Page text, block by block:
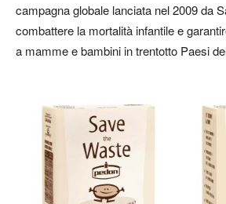
campagna globale lanciata nel 2009 da
combattere la mortalità infantile e
a mamme e bambini in trentotto Paesi